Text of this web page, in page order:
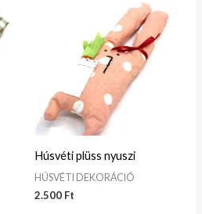
Húsvéti plüss nyuszi
HÚSVÉTI DEKORÁCIÓ
2.500 Ft